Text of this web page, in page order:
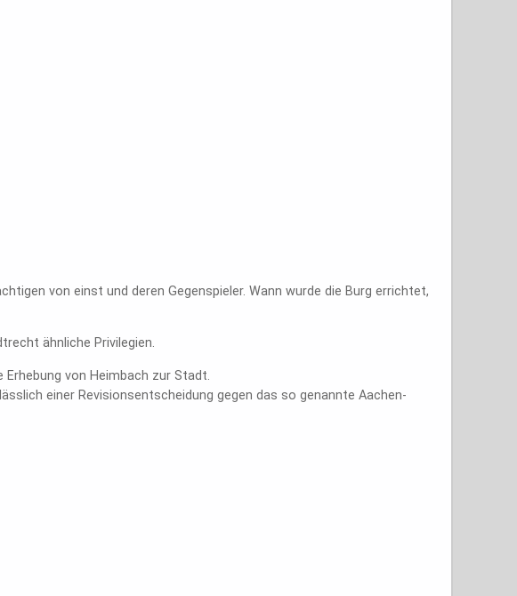
von einst und deren Gegenspieler. Wann wurde die Burg errichtet,
ähnliche Privilegien.
von Heimbach zur Stadt.
einer Revisionsentscheidung gegen das so genannte Aachen-